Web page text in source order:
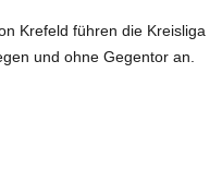
Krefeld führen die Kreisliga
und ohne Gegentor an.